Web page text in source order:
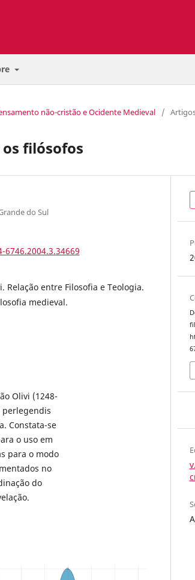
não-cristão e Ocidente Medieval /
os filósofos
do Sul
Relação entre Filosofia e Teologia.
medieval.
Olivi (1248-
perlegendis
Constata-se
o uso em
para o modo
no
do